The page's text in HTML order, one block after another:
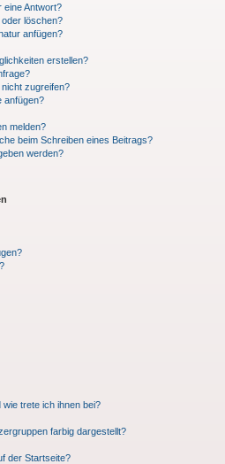
eine Antwort?
löschen?
anfügen?
erstellen?
zugreifen?
anfügen?
melden?
beim Schreiben eines Beitrags?
werden?
trete ich ihnen bei?
farbig dargestellt?
der Startseite?